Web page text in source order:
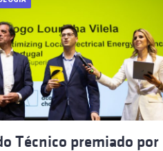
Técnico premiado por